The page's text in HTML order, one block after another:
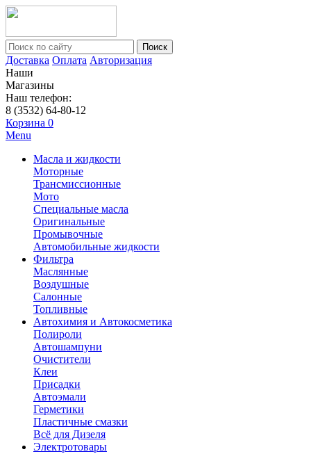
Поиск
Доставка Оплата Авторизация
Наши
Магазины
Наш телефон:
8 (3532) 64-80-12
Корзина 0
Menu
Масла и жидкости
Моторные
Трансмиссионные
Мото
Специальные масла
Оригинальные
Промывочные
Автомобильные жидкости
Фильтра
Маслянные
Воздушные
Салонные
Топливные
Автохимия и Автокосметика
Полироли
Автошампуни
Очистители
Клеи
Присадки
Автоэмали
Герметики
Пластичные смазки
Всё для Дизеля
Электротовары